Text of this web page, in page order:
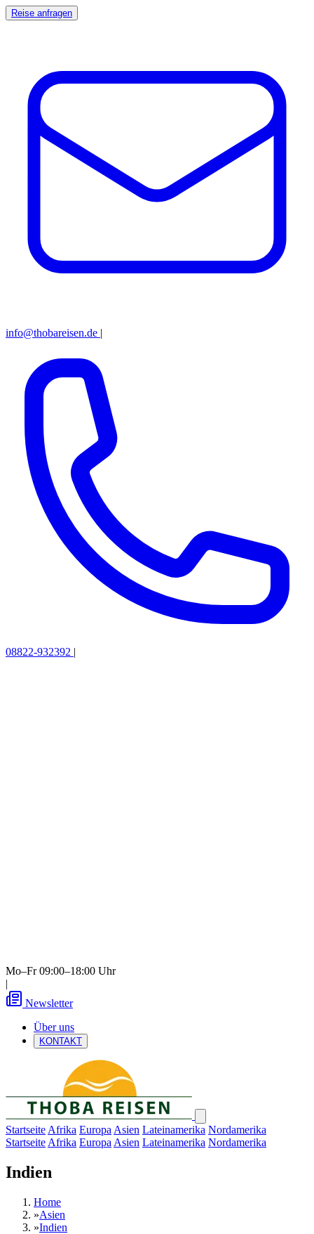
Reise anfragen
info@thobareisen.de |
08822-932392 |
Mo–Fr 09:00–18:00 Uhr
|
Newsletter
Über uns
KONTAKT
Startseite Afrika Europa Asien Lateinamerika Nordamerika
Startseite Afrika Europa Asien Lateinamerika Nordamerika
Indien
Home
»Asien
»Indien